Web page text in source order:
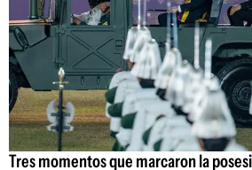
Tres momentos que marcaron la